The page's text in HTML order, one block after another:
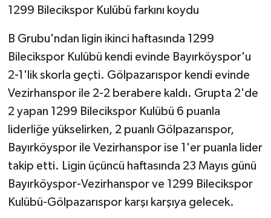
1299 Bilecikspor Kulübü farkını koydu
B Grubu'ndan ligin ikinci haftasında 1299
Bilecikspor Kulübü kendi evinde Bayırköyspor'u
2-1'lik skorla geçti. Gölpazarıspor kendi evinde
Vezirhanspor ile 2-2 berabere kaldı. Grupta 2'de
2 yapan 1299 Bilecikspor Kulübü 6 puanla
liderliğe yükselirken, 2 puanlı Gölpazarıspor,
Bayırköyspor ile Vezirhanspor ise 1'er puanla lider
takip etti. Ligin üçüncü haftasında 23 Mayıs günü
Bayırköyspor-Vezirhanspor ve 1299 Bilecikspor
Kulübü-Gölpazarıspor karşı karşıya gelecek.
Otomobil
POLİTİKA
Sağlık
SİYASET
SPOR HABERLERİ
TEKNOLOJİ
Turizm